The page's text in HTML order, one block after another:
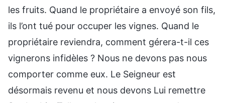
les fruits. Quand le propriétaire a envoyé son fils,
ils l’ont tué pour occuper les vignes. Quand le
propriétaire reviendra, comment gérera-t-il ces
vignerons infidèles ? Nous ne devons pas nous
comporter comme eux. Le Seigneur est
désormais revenu et nous devons Lui remettre